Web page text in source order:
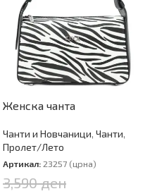
Женска чанта
Чанти и Новчаници, Чанти,
Пролет/Лето
Артикал:23257 (црна)
3,590ден